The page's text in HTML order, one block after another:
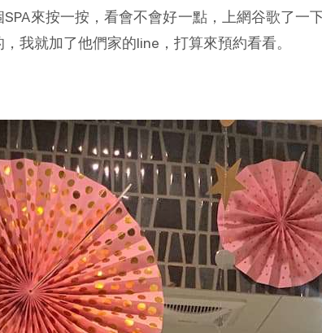
SPA來按一按，看會不會好一點，上網谷歌了
我就加了他們家的line，打算來預約看看。